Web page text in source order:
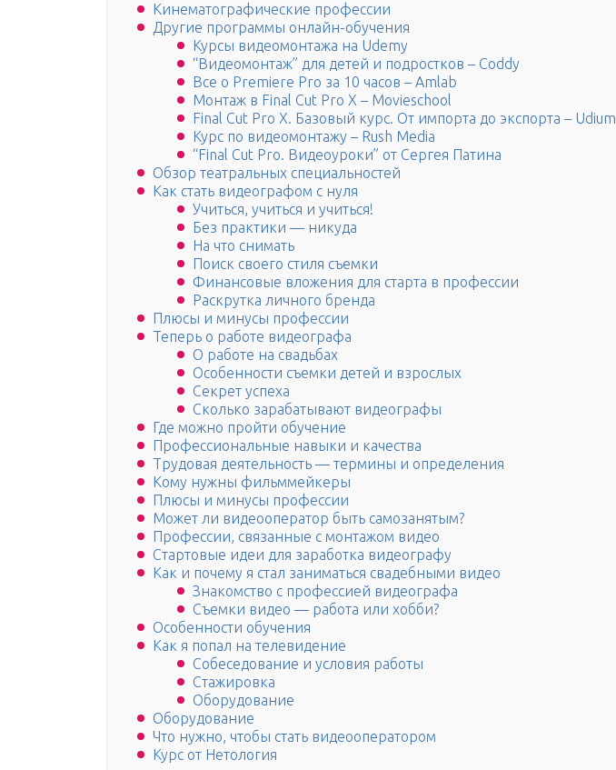
Кинематографические профессии
Другие программы онлайн-обучения
Курсы видеомонтажа на Udemy
“Видеомонтаж” для детей и подростков – Coddy
Все о Premiere Pro за 10 часов – Amlab
Монтаж в Final Cut Pro X – Movieschool
Final Cut Pro X. Базовый курс. От импорта до экспорта – Udium
Курс по видеомонтажу – Rush Media
“Final Cut Pro. Видеоуроки” от Сергея Патина
Обзор театральных специальностей
Как стать видеографом с нуля
Учиться, учиться и учиться!
Без практики — никуда
На что снимать
Поиск своего стиля съемки
Финансовые вложения для старта в профессии
Раскрутка личного бренда
Плюсы и минусы профессии
Теперь о работе видеографа
О работе на свадьбах
Особенности съемки детей и взрослых
Секрет успеха
Сколько зарабатывают видеографы
Где можно пройти обучение
Профессиональные навыки и качества
Трудовая деятельность — термины и определения
Кому нужны фильммейкеры
Плюсы и минусы профессии
Может ли видеооператор быть самозанятым?
Профессии, связанные с монтажом видео
Стартовые идеи для заработка видеографу
Как и почему я стал заниматься свадебными видео
Знакомство с профессией видеографа
Съемки видео — работа или хобби?
Особенности обучения
Как я попал на телевидение
Собеседование и условия работы
Стажировка
Оборудование
Оборудование
Что нужно, чтобы стать видеооператором
Курс от Нетология